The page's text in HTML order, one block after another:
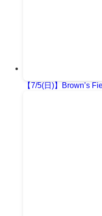
【7/5(日)】Brown’s